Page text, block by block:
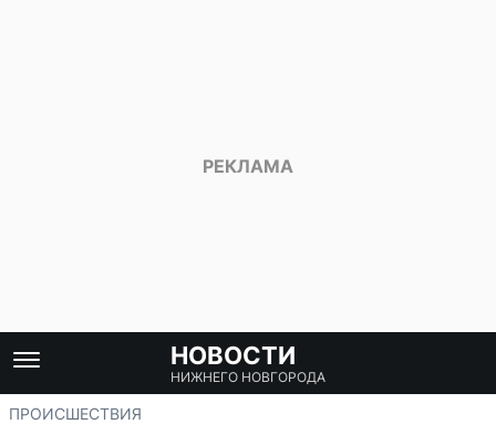
НОВОСТИ
НИЖНЕГО НОВГОРОДА
ПРОИСШЕСТВИЯ